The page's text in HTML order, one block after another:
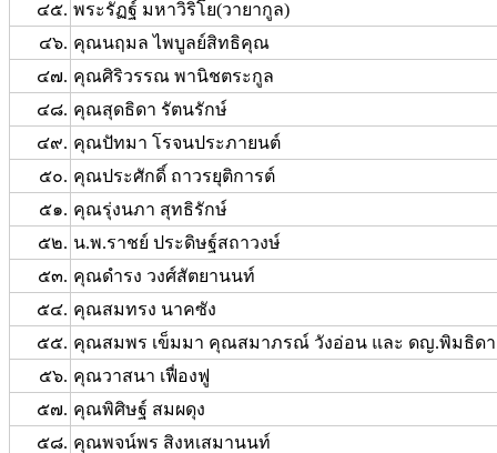
๔๕. พระรัฏฐ์ มหาวิริโย(วายากูล)
๔๖. คุณนฤมล ไพบูลย์สิทธิคุณ
๔๗. คุณศิริวรรณ พานิชตระกูล
๔๘. คุณสุดธิดา รัตนรักษ์
๔๙. คุณปัทมา โรจนประภายนต์
๕๐. คุณประศักดิ์ ถาวรยุติการต์
๕๑. คุณรุ่งนภา สุทธิรักษ์
๕๒. น.พ.ราชย์ ประดิษฐ์สถาวงษ์
๕๓. คุณดำรง วงศ์สัตยานนท์
๕๔. คุณสมทรง นาคซัง
๕๕. คุณสมพร เข็มมา คุณสมาภรณ์ วังอ่อน และ ดญ.พิมธิดา
๕๖. คุณวาสนา เฟื่องฟู
๕๗. คุณพิศิษฐ์ สมผดุง
๕๘. คุณพจน์พร สิงหเสมานนท์